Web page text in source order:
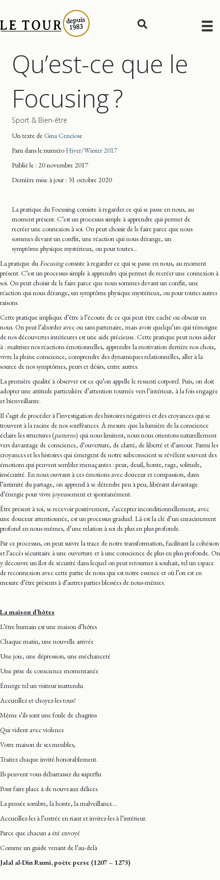
Qu’est-ce que le
Focusing ?
Sport & Bien-être
Un texte deGina Cenciose
Paru dans le numéroHiver/Winter 2017
Publié le : 20 novembre 2017
Dernière mise à jour: 31 octobre 2020
La pratique du Focusing consiste à regarder ce qui se passe en nous, au
moment présent. C’est un processus simple à apprendre qui permet de
recréer une connexion à soi. On peut choisir de le faire parce que nous
sommes devant un conflit, une réaction qui nous dérange, un
symptôme physique mystérieux, ou pour toutes…
La pratique duFocusingconsiste à regarder ce qui se passe en nous, au moment
présent. C’est un processus simple à apprendre qui permet de recréer une connexion à
soi. On peut choisir de le faire parce que nous sommes devant un conflit, une
réaction qui nous dérange, un symptôme physique mystérieux, ou pour toutes autres
raisons.
Cette pratique implique d’être à l’écoute de ce qui peut être caché ou obscur en
nous. On peut l’aborder avec ou sans partenaire, mais avoir quelqu’un qui témoigne
de nos découvertes intérieures est une aide précieuse. Cette pratique peut nous aider
à : maîtriser nos réactions émotionnelles, apprendre la motivation derrière nos choix,
vivre la pleine conscience, comprendre des dynamiques relationnelles, aller à la
source de nos symptômes, peurs et désirs, entre autres.
La première qualité à observer est ce qu’on appelle le ressenti corporel. Puis, on doit
adopter une attitude particulière d’attention tournée vers l’intérieur, à la fois engagée
et bienveillante.
Il s’agit de procéder à l’investigation des histoires négatives et des croyances qui se
trouvent à la racine de nos souffrances. À mesure que la lumière de la conscience
éclaire les structures (patterns) qui nous limitent, nous nous orientons naturellement
vers davantage de conscience, d’ouverture, de clarté, de liberté et d’amour. Parmi les
croyances et les histoires qui émergent de notre subconscient se révèlent souvent des
émotions qui peuvent sembler menaçantes : peur, deuil, honte, rage, solitude,
insécurité. En nous ouvrant à ces émotions avec douceur et compassion, dans
l’intimité du partage, on apprend à se détendre peu à peu, libérant davantage
d’énergie pour vivre joyeusement et spontanément.
Être présent à soi, se recevoir positivement, s’accepter inconditionnellement, avec
une douceur attentionnée, est un processus graduel. Là est la clé d’un enracinement
profond en nous-mêmes, d’une relation à soi de plus en plus profonde.
Par ce processus, on peut suivre la trace de notre transformation, facilitant la cohésion
et l’accès sécuritaire à une ouverture et à une conscience de plus en plus profonde. On
y découvre un îlot de sécurité dans lequel on peut retourner à souhait, tel un espace
de reconnexion avec cette partie de nous qui est notre essence et où l’on est en
mesure d’être présents à d’autres parties blessées de nous-mêmes.
La maison d’hôtes
L’être humain est une maison d’hôtes
Chaque matin, une nouvelle arrivée
Une joie, une dépression, une méchanceté
Une prise de conscience momentanée
Émerge tel un visiteur inattendu.
Accueillez et choyez-les tous !
Même s’ils sont une foule de chagrins
Qui vident avec violence
Votre maison de ses meubles,
Traitez chaque invité honorablement.
Ils peuvent vous débarrasser du superflu
Pour faire place à de nouveaux délices.
La pensée sombre, la honte, la malveillance…
Accueillez-les à l’entrée en riant et invitez-les à l’intérieur.
Parce que chacun a été envoyé
Comme un guide venant de l’au-delà
Jalal al-Din Rumi, poète perse (1207 – 1273)